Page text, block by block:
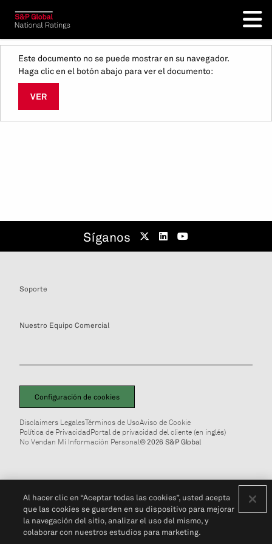
Este documento no se puede mostrar en su navegador.
Haga clic en el botón abajo para ver el documento:
VER
Síganos
Soporte
Nuestro Equipo Comercial
Configuración de cookies
Disclaimers LegalesTérminos de UsoAviso de Cookie
Política de PrivacidadPortal de privacidad del cliente (en inglés)
No Vendan Mi Información Personal© 2026 S&P Global
Al hacer clic en “Aceptar todas las cookies”, usted acepta
que las cookies se guarden en su dispositivo para mejorar
la navegación del sitio, analizar el uso del mismo, y
colaborar con nuestros estudios para marketing.